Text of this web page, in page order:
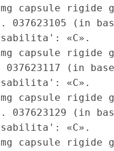
capsule rigide
(in
«C».
capsule rigide
(in
«C».
capsule rigide
(in
«C».
capsule rigide